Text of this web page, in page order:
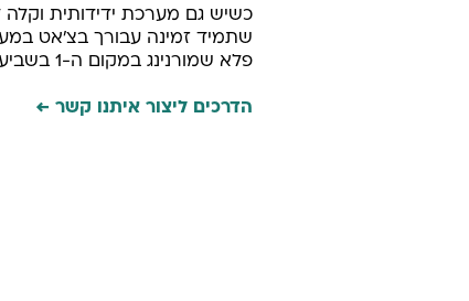
כשיש גם מערכת ידידותית
שתמיד זמינה עבורך בצ׳אט
פלא שמורנינג במקום ה-1 בשביעות רצון מבין החברות המתחרות.
הדרכים ליצור איתנו קשר ←